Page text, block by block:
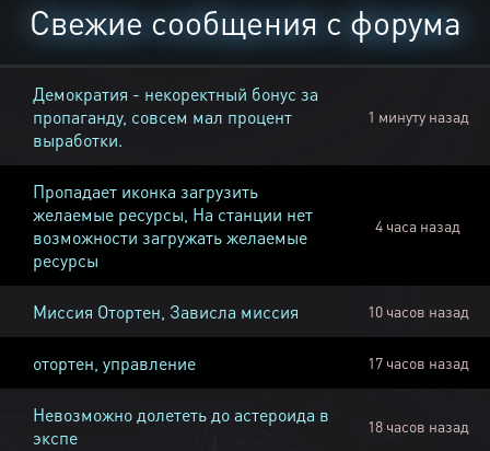
Свежие сообщения с форума
Демократия - некоректный бонус за
пропаганду, совсем мал процент
выработки.
1 минуту назад
Пропадает иконка загрузить
желаемые ресурсы, На станции нет
возможности загружать желаемые
ресурсы
4 часа назад
Миссия Отортен, Зависла миссия 10 часов назад
отортен, управление 17 часов назад
Невозможно долететь до астероида в
экспе
18 часов назад